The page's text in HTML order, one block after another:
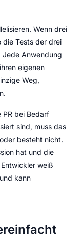
Wenn drei
die Tests der drei
Jede Anwendung
eigenen
Weg,
PR bei Bedarf
sind, muss das
besteht nicht.
hat und die
weiß
kann